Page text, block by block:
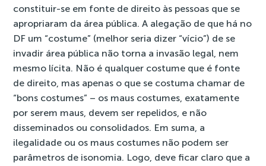
constituir-se em fonte de direito às pessoas que se
apropriaram da área pública. A alegação de que há no
DF um “costume” (melhor seria dizer “vício”) de se
invadir área pública não torna a invasão legal, nem
mesmo lícita. Não é qualquer costume que é fonte
de direito, mas apenas o que se costuma chamar de
“bons costumes” – os maus costumes, exatamente
por serem maus, devem ser repelidos, e não
disseminados ou consolidados. Em suma, a
ilegalidade ou os maus costumes não podem ser
parâmetros de isonomia. Logo, deve ficar claro que a